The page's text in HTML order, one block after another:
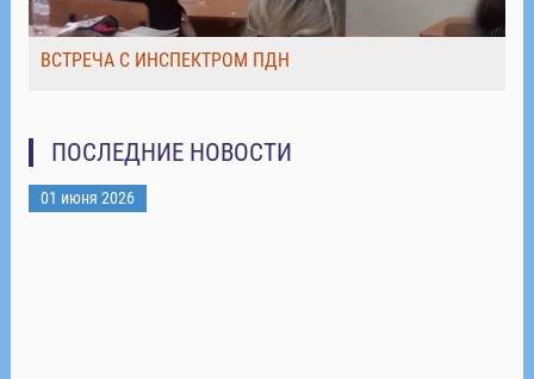
ВСТРЕЧА С ИНСПЕКТРОМ ПДН
ПОСЛЕДНИЕ НОВОСТИ
01 июня 2026